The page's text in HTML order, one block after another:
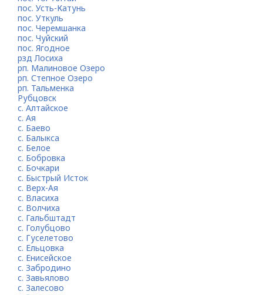
пос. Усть-Катунь
пос. Уткуль
пос. Черемшанка
пос. Чуйский
пос. Ягодное
рзд Лосиха
рп. Малиновое Озеро
рп. Степное Озеро
рп. Тальменка
Рубцовск
с. Алтайское
с. Ая
с. Баево
с. Балыкса
с. Белое
с. Бобровка
с. Бочкари
с. Быстрый Исток
с. Верх-Ая
с. Власиха
с. Волчиха
с. Гальбштадт
с. Голубцово
с. Гуселетово
с. Ельцовка
с. Енисейское
с. Забродино
с. Завьялово
с. Залесово